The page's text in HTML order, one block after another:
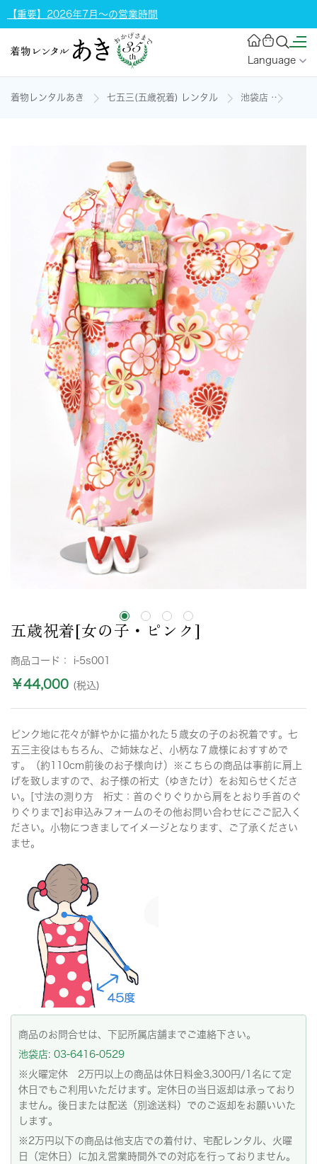
【重要】2026年7月～の営業時間
Language
着物レンタルあき 七五三(五歳祝着) レンタル 池袋店
五歳祝着[女の子・ピンク]
商品コード： i-5s001
￥44,000 (税込)
ピンク地に花々が鮮やかに描かれた５歳女の子のお祝着です。七
五三主役はもちろん、ご姉妹など、小柄な７歳様におすすめで
す。（約110cm前後のお子様向け）※こちらの商品は事前に肩上
げを致しますので、お子様の裄丈（ゆきたけ）をお知らせくださ
い。[寸法の測り方 裄丈：首のぐりぐりから肩をとおり手首のぐ
りぐりまで]お申込みフォームのその他お問い合わせにごご記入く
ださい。小物につきましてイメージとなります、ご了承ください
ませ。
商品のお問合せは、下記所属店舗までご連絡下さい。
池袋店: 03-6416-0529
※火曜定休 2万円以上の商品は休日料金3,300円/1名にて定
休日でもご利用いただけます。定休日の当日返却は承っており
ません。後日または配送（別途送料）でのご返却をお願いいた
します。
※2万円以下の商品は他支店での着付け、宅配レンタル、火曜
日（定休日）に加え営業時間外での対応を行っておりません。